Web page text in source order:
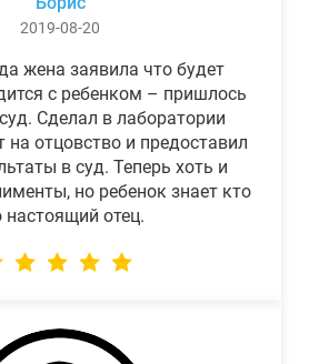
2019-08-20
жена заявила что будет
с ребенком – пришлось
Сделал в лаборатории
на отцовство и предоставил
в суд. Теперь хоть и
но ребенок знает кто
настоящий отец.